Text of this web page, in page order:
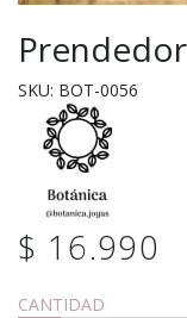
SKU: BOT-0056
$ 16.990
CANTIDAD